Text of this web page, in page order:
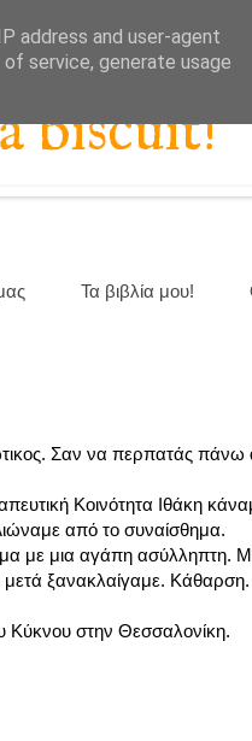
biscuit!
Τα βιβλία μου!
Σαν να περπατάς
Κοινότητα Ιθάκη
από το συναίσθημα.
με μια αγάπη ασύλληπτη.
μετά ξανακλαίγαμε. Κάθαρση.
Κύκνου στην Θεσσαλονίκη.
address and user-agent
service, generate usage